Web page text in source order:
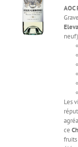
AOC
neuf)
Les
ce
fruits